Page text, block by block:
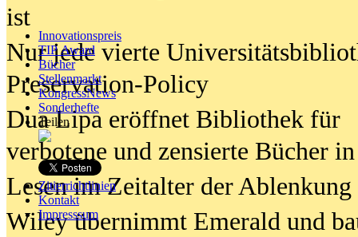
Innovationspreis
TIP Award
Bücher
Stellenmarkt
KongressNews
Sonderhefte
Teilen
Zitierrichtlinien
Kontakt
Impresssum
ist
Nur jede vierte
Preservation-Policy
Dua Lipa eröffnet Bibliothek für
verbotene und zensierte Bücher
Lesen im Zeitalter der Ablenkung
Wiley übernimmt Emerald und